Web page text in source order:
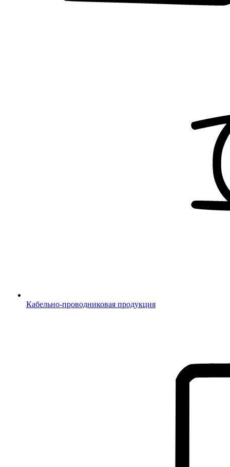
Кабельно-проводниковая продукция